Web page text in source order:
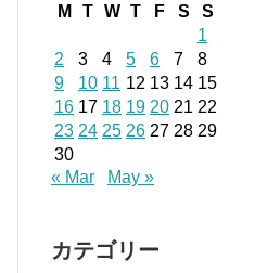
M
T W T F S
S
1
2
3 4 5 6 7
8
9
10 11 12 13 14 15
16 17 18 19 20 21 22
23 24 25 26 27 28 29
30
« Mar
May »
カテゴリー